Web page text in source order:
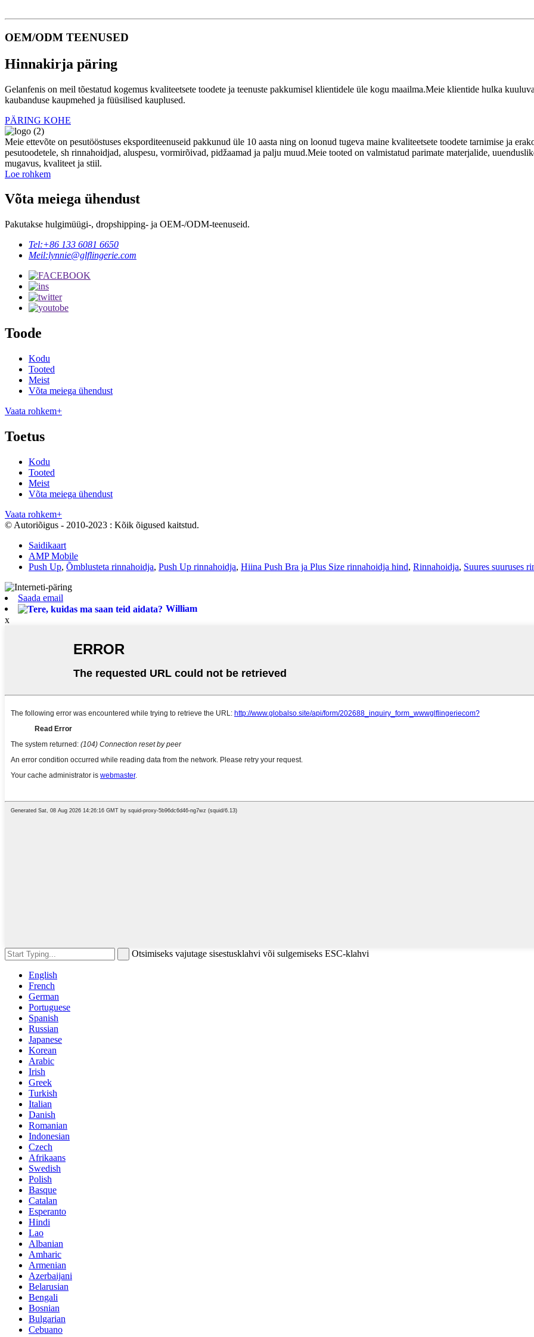
OEM/ODM TEENUSED
Hinnakirja päring
Gelanfenis on meil tõestatud kogemus kvaliteetsete toodete ja teenuste pakkumisel klientidele üle kogu maailma.Meie klientide hulka
kaubanduse kaupmehed ja füüsilised kauplused.
PÄRING KOHE
Meie ettevõte on pesutööstuses eksporditeenuseid pakkunud üle 10 aasta ning on loonud tugeva maine kvaliteetsete toodete tarnimise ja
pesutoodetele, sh rinnahoidjad, aluspesu, vormirõivad, pidžaamad ja palju muud.Meie tooted on valmistatud parimate materjalide,
mugavus, kvaliteet ja stiil.
Loe rohkem
Võta meiega ühendust
Pakutakse hulgimüügi-, dropshipping- ja OEM-/ODM-teenuseid.
Tel:+86 133 6081 6650
Meil:lynnie@glflingerie.com
Toode
Kodu
Tooted
Meist
Võta meiega ühendust
Vaata rohkem+
Toetus
Kodu
Tooted
Meist
Võta meiega ühendust
Vaata rohkem+
© Autoriõigus - 2010-2023 : Kõik õigused kaitstud.
Saidikaart
AMP Mobile
Push Up, Õmblusteta rinnahoidja, Push Up rinnahoidja, Hiina Push Bra ja Plus Size rinnahoidja hind, Rinnahoidja, Suures suuruses
Saada email
William
x
Otsimiseks vajutage sisestusklahvi või sulgemiseks ESC-klahvi
English
French
German
Portuguese
Spanish
Russian
Japanese
Korean
Arabic
Irish
Greek
Turkish
Italian
Danish
Romanian
Indonesian
Czech
Afrikaans
Swedish
Polish
Basque
Catalan
Esperanto
Hindi
Lao
Albanian
Amharic
Armenian
Azerbaijani
Belarusian
Bengali
Bosnian
Bulgarian
Cebuano